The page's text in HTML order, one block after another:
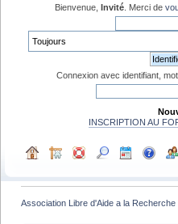
Bienvenue, Invité . Merci de
Connexion avec identifiant,
INSCRIPTION AU
Association Libre d'Aide a la